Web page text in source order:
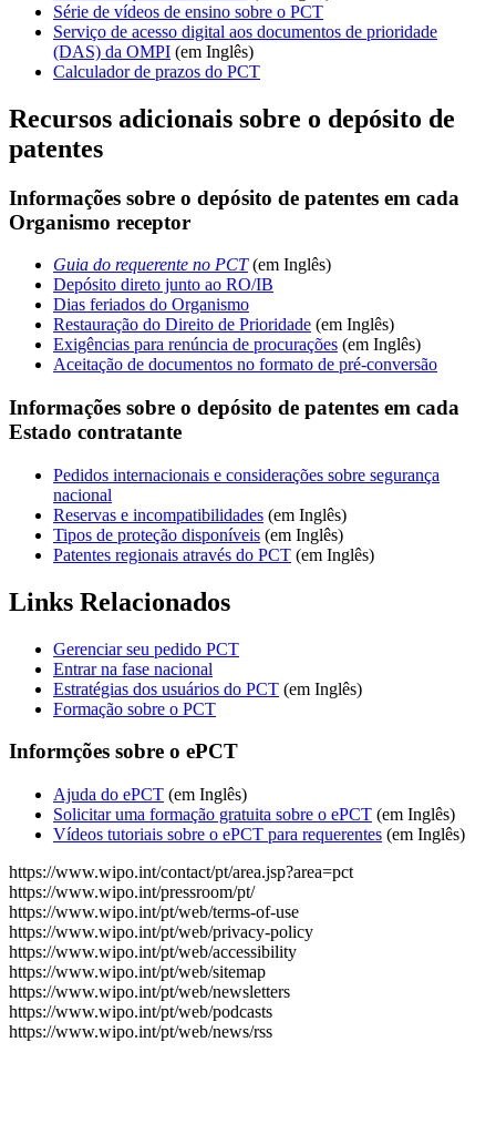
Série de vídeos de ensino sobre o PCT
Serviço de acesso digital aos documentos de prioridade
(DAS) da OMPI (em Inglês)
Calculador de prazos do PCT
Recursos adicionais sobre o depósito de
patentes
Informações sobre o depósito de patentes em cada
Organismo receptor
Guia do requerente no PCT (em Inglês)​​​​​​​​​​​​​​
Depósito direto junto ao RO/IB
Dias feriados do Organismo
Restauração do Direito de Prioridade (em Inglês)
Exigências para renúncia de procurações (em Inglês)
Aceitação de documentos no formato de pré-conversão
Informações sobre o depósito de patentes em cada
Estado contratante
Pedidos internacionais e considerações sobre segurança
nacional
Reservas e incompatibilidades (em Inglês)
Tipos de proteção disponíveis (em Inglês)
Patentes regionais através do PCT (em Inglês)
Links Relacionados
Gerenciar seu pedido PCT
Entrar na fase nacional
Estratégias dos usuários do PCT (em Inglês)​​​​​​​
Formação sobre o PCT
Informções sobre o ePCT
Ajuda do ePCT (em Inglês)​​​​​​​
Solicitar uma formação gratuita sobre o ePCT (em Inglês)​​​​​​​
Vídeos tutoriais sobre o ePCT para requerentes (em Inglês)​​​​​​​
https://www.wipo.int/contact/pt/area.jsp?area=pct
https://www.wipo.int/pressroom/pt/
https://www.wipo.int/pt/web/terms-of-use
https://www.wipo.int/pt/web/privacy-policy
https://www.wipo.int/pt/web/accessibility
https://www.wipo.int/pt/web/sitemap
https://www.wipo.int/pt/web/newsletters
https://www.wipo.int/pt/web/podcasts
https://www.wipo.int/pt/web/news/rss